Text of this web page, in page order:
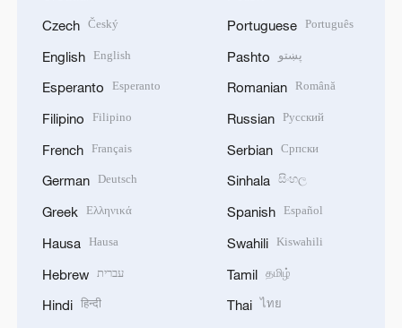
Czech Český
English English
Esperanto Esperanto
Filipino Filipino
French Français
German Deutsch
Greek Ελληνικά
Hausa Hausa
Hebrew עברית
Hindi हिन्दी
Portuguese Português
Pashto پښتو
Romanian Română
Russian Русский
Serbian Српски
Sinhala සිංහල
Spanish Español
Swahili Kiswahili
Tamil தமிழ்
Thai ไทย